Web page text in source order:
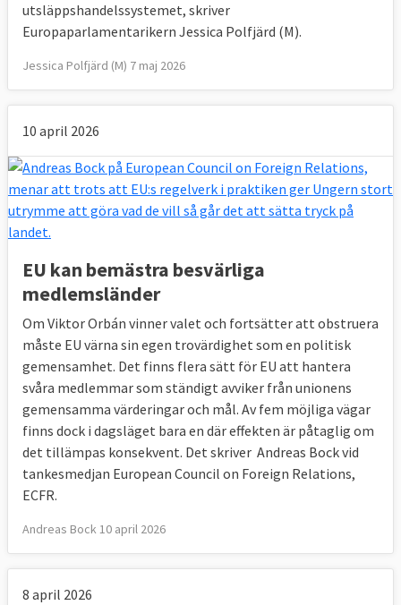
utsläppshandelssystemet, skriver
Europaparlamentarikern Jessica Polfjärd (M).
Jessica Polfjärd (M) 7 maj 2026
10 april 2026
EU kan bemästra besvärliga
medlemsländer
Om Viktor Orbán vinner valet och fortsätter att obstruera
måste EU värna sin egen trovärdighet som en politisk
gemensamhet. Det finns flera sätt för EU att hantera
svåra medlemmar som ständigt avviker från unionens
gemensamma värderingar och mål. Av fem möjliga vägar
finns dock i dagsläget bara en där effekten är påtaglig om
det tillämpas konsekvent. Det skriver Andreas Bock vid
tankesmedjan European Council on Foreign Relations,
ECFR.
Andreas Bock 10 april 2026
8 april 2026